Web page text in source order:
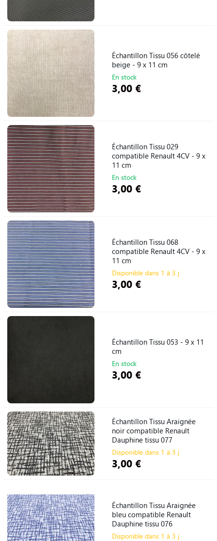
Échantillon Tissu 056 côtelé
beige - 9 x 11 cm
En stock
3,00 €
Échantillon Tissu 029
compatible Renault 4CV - 9 x
11 cm
En stock
3,00 €
Échantillon Tissu 068
compatible Renault 4CV - 9 x
11 cm
Disponible dans 1 à 3 j
3,00 €
Échantillon Tissu 053 - 9 x 11
cm
En stock
3,00 €
Échantillon Tissu Araignée
noir compatible Renault
Dauphine tissu 077
Disponible dans 1 à 3 j
3,00 €
Échantillon Tissu Araignée
bleu compatible Renault
Dauphine tissu 076
Disponible dans 1 à 3 j